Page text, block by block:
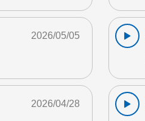
2026/05/05
2026/04/28